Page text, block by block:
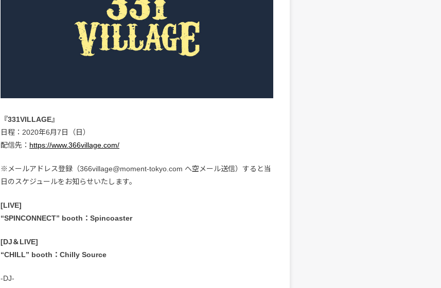
『331VILLAGE』
日程：2020年6月7日（日）
配信先： https://www.366village.com/
※メールアドレス登録（366village@moment-tokyo.com へ空メール送信）すると当
日のスケジュールをお知らせいたします。
[LIVE]
“SPINCONNECT” booth：Spincoaster
[DJ＆LIVE]
“CHILL” booth：Chilly Source
-DJ-